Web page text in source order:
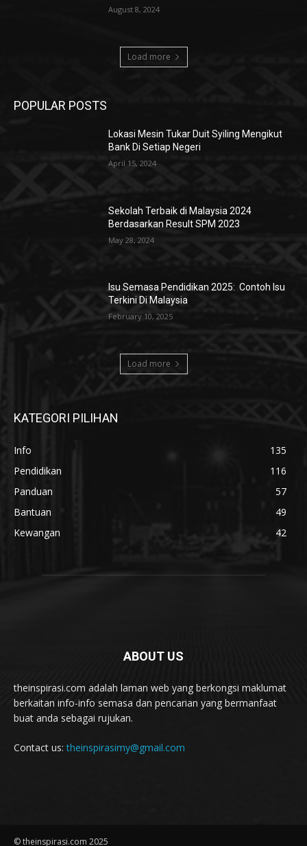
August 8, 2024
Load more
POPULAR POSTS
Lokasi Mesin Tukar Duit Syiling Mengikut
Bank Di Setiap Negeri
April 15, 2024
Sekolah Terbaik di Malaysia 2024
Berdasarkan Result SPM 2023
May 28, 2024
Isu Semasa Pendidikan 2025: Contoh Isu
Terkini Di Malaysia
February 10, 2025
Load more
KATEGORI PILIHAN
Info
135
Pendidikan
116
Panduan
57
Bantuan
49
Kewangan
42
ABOUT US
theinspirasi.com adalah laman web yang berkongsi maklumat
berkaitan info-info semasa dan pencarian yang bermanfaat
buat anda sebagai rujukan.
Contact us:theinspirasimy@gmail.com
© theinspirasi.com 2025